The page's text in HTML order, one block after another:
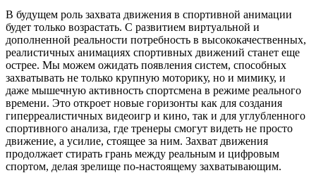
В будущем роль захвата движения в спортивной анимации
будет только возрастать. С развитием виртуальной и
дополненной реальности потребность в высококачественных,
реалистичных анимациях спортивных движений станет еще
острее. Мы можем ожидать появления систем, способных
захватывать не только крупную моторику, но и мимику, и
даже мышечную активность спортсмена в режиме реального
времени. Это откроет новые горизонты как для создания
гиперреалистичных видеоигр и кино, так и для углубленного
спортивного анализа, где тренеры смогут видеть не просто
движение, а усилие, стоящее за ним. Захват движения
продолжает стирать грань между реальным и цифровым
спортом, делая зрелище по-настоящему захватывающим.